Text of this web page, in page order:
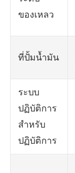
ของเหลว
ที่ปั้มน้ำมัน
ระบบ
ปฏิบัติการ
สำหรับ
ปฏิบัติการ